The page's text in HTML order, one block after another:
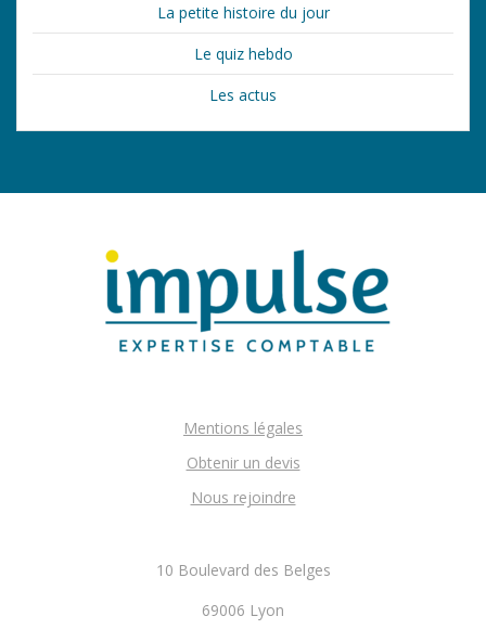
La petite histoire du jour
Le quiz hebdo
Les actus
Mentions légales
Obtenir un devis
Nous rejoindre
10 Boulevard des Belges
69006 Lyon